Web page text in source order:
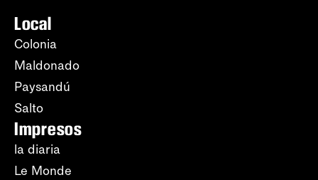
Local
Colonia
Maldonado
Paysandú
Salto
Impresos
la diaria
Le Monde